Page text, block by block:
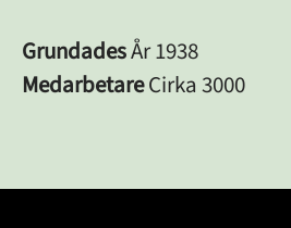
GrundadesÅr 1938
MedarbetareCirka 3000